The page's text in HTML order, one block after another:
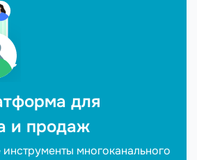
для
и продаж
многоканального